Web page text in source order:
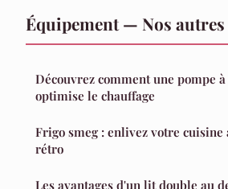
Équipement — Nos
Découvrez comment une pompe
optimise le chauffage
Frigo smeg : enlivez votre cuisine
rétro
Les avantages d'un lit double au